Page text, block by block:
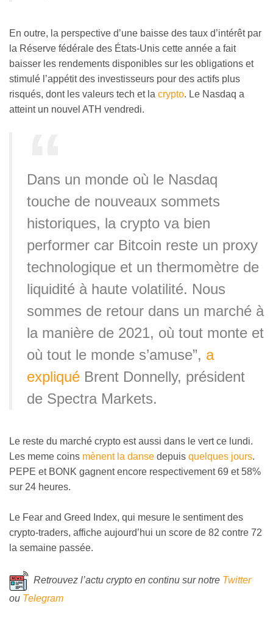
En outre, la perspective d’une baisse des taux d’intérêt par
la Réserve fédérale des États-Unis cette année a fait
baisser les rendements disponibles sur les obligations et
stimulé l’appétit des investisseurs pour des actifs plus
risqués, dont les valeurs tech et la crypto. Le Nasdaq a
atteint un nouvel ATH vendredi.
Dans un monde où le Nasdaq
touche de nouveaux sommets
historiques, la crypto va bien
performer car Bitcoin reste un proxy
technologique et un thermomètre de
liquidité à haute volatilité. Nous
sommes de retour dans un marché à
la manière de 2021, où tout monte et
où tout le monde s’amuse”, a
expliqué Brent Donnelly, président
de Spectra Markets.
Le reste du marché crypto est aussi dans le vert ce lundi.
Les meme coins mènent la danse depuis quelques jours.
PEPE et BONK gagnent encore respectivement 69 et 58%
sur 24 heures.
Le Fear and Greed Index, qui mesure le sentiment des
crypto-traders, affiche aujourd’hui un score de 82 contre 72
la semaine passée.
Retrouvez l’actu crypto en continu sur notre Twitter
ou Telegram